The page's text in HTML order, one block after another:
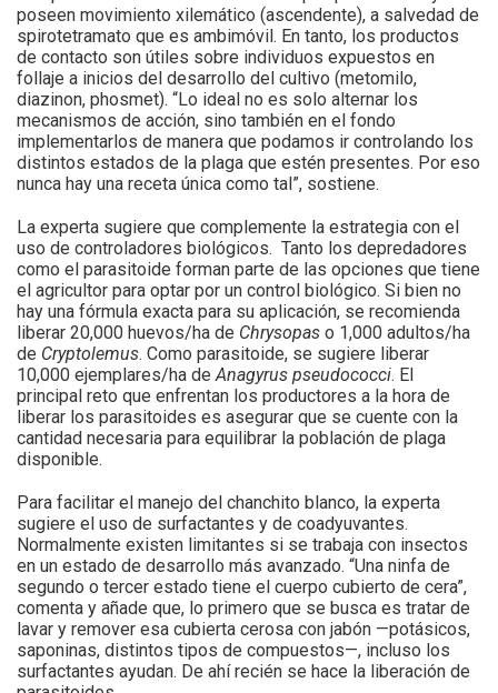
poseen movimiento xilemático (ascendente), a salvedad de
spirotetramato que es ambimóvil. En tanto, los productos
de contacto son útiles sobre individuos expuestos en
follaje a inicios del desarrollo del cultivo (metomilo,
diazinon, phosmet). “Lo ideal no es solo alternar los
mecanismos de acción, sino también en el fondo
implementarlos de manera que podamos ir controlando los
distintos estados de la plaga que estén presentes. Por eso
nunca hay una receta única como tal”, sostiene.
La experta sugiere que complemente la estrategia con el
uso de controladores biológicos. Tanto los depredadores
como el parasitoide forman parte de las opciones que tiene
el agricultor para optar por un control biológico. Si bien no
hay una fórmula exacta para su aplicación, se recomienda
liberar 20,000 huevos/ha de Chrysopas o 1,000 adultos/ha
de Cryptolemus. Como parasitoide, se sugiere liberar
10,000 ejemplares/ha de Anagyrus pseudococci. El
principal reto que enfrentan los productores a la hora de
liberar los parasitoides es asegurar que se cuente con la
cantidad necesaria para equilibrar la población de plaga
disponible.
Para facilitar el manejo del chanchito blanco, la experta
sugiere el uso de surfactantes y de coadyuvantes.
Normalmente existen limitantes si se trabaja con insectos
en un estado de desarrollo más avanzado. “Una ninfa de
segundo o tercer estado tiene el cuerpo cubierto de cera”,
comenta y añade que, lo primero que se busca es tratar de
lavar y remover esa cubierta cerosa con jabón —potásicos,
saponinas, distintos tipos de compuestos—, incluso los
surfactantes ayudan. De ahí recién se hace la liberación de